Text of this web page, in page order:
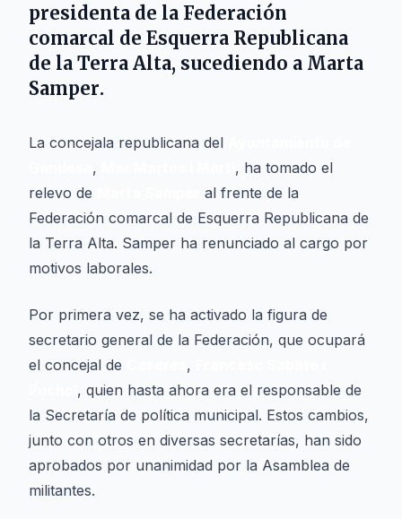
presidenta de la Federación
comarcal de Esquerra Republicana
de la Terra Alta, sucediendo a Marta
Samper.
La concejala republicana del
,
, ha tomado el
relevo de
al frente de la
Federación comarcal de Esquerra Republicana de
la Terra Alta. Samper ha renunciado al cargo por
motivos laborales.
Por primera vez, se ha activado la figura de
secretario general de la Federación, que ocupará
el concejal de
,
, quien hasta ahora era el responsable de
la Secretaría de política municipal. Estos cambios,
junto con otros en diversas secretarías, han sido
aprobados por unanimidad por la Asamblea de
militantes.